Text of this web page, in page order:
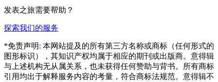
发表之旅需要帮助？
探索我们的服务
*免责声明: 本网站提及的所有第三方名称或商标（任何形式的
图形标识），其知识产权均属于相应的期刊或出版商。意得辑
与上述机构无从属关系，也未获得任何赞助与背书。所有商标
引用均出于解释服务内容的考量，符合商标法规范。意得辑不